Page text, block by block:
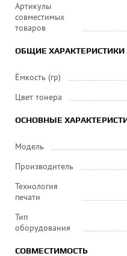
Артикулы
совместимых
товаров
ОБЩИЕ ХАРАКТЕРИСТИКИ
Ёмкость (гр)
Цвет тонера
ОСНОВНЫЕ
Модель
Производитель
Технология
печати
Тип
оборудования
СОВМЕСТИМОСТЬ